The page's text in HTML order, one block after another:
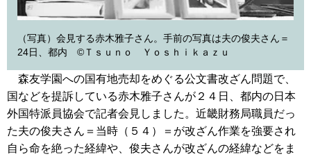
（写真）会見する赤木雅子さん。手前の写真は夫の俊夫さん＝
24日、都内 ©Ｔｓｕｎｏ Ｙｏｓｈｉｋａｚｕ
森友学園への国有地売却をめぐる公文書改ざん問題で、
国などを提訴している赤木雅子さんが２４日、都内の日本
外国特派員協会で記者会見しました。近畿財務局職員だっ
た夫の俊夫さん＝当時（５４）＝が改ざん作業を強要され
自ら命を絶った経緯や、俊夫さんが改ざんの経緯などをま